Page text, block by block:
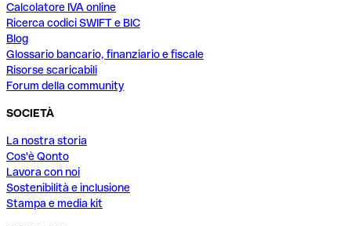
Calcolatore IVA online
Ricerca codici SWIFT e BIC
Blog
Glossario bancario, finanziario e fiscale
Risorse scaricabili
Forum della community
SOCIETÀ
La nostra storia
Cos'è Qonto
Lavora con noi
Sostenibilità e inclusione
Stampa e media kit